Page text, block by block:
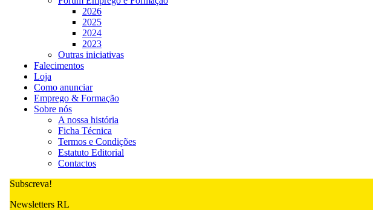
2026
2025
2024
2023
Outras iniciativas
Falecimentos
Loja
Como anunciar
Emprego & Formação
Sobre nós
A nossa história
Ficha Técnica
Termos e Condições
Estatuto Editorial
Contactos
Subscreva!
Newsletters RL